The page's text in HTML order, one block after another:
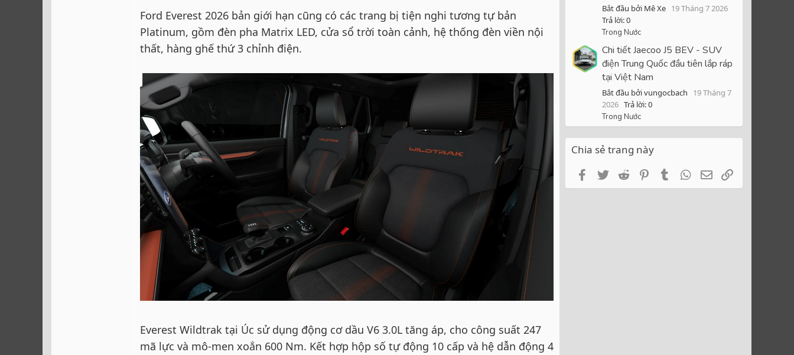
Ford Everest 2026 bản giới hạn cũng có các trang bị tiện nghi tương tự bản
Platinum, gồm đèn pha Matrix LED, cửa sổ trời toàn cảnh, hệ thống đèn viền nội
thất, hàng ghế thứ 3 chỉnh điện.
Everest Wildtrak tại Úc sử dụng động cơ dầu V6 3.0L tăng áp, cho công suất 247
mã lực và mô-men xoắn 600 Nm. Kết hợp hộp số tự động 10 cấp và hệ dẫn động 4
Bắt đầu bởi Mê Xe 19 Tháng 7 2026
Trả lời: 0
Trong Nước
Chi tiết Jaecoo J5 BEV - SUV
điện Trung Quốc đầu tiên lắp ráp
tại Việt Nam
Bắt đầu bởi vungocbach
19 Tháng 7
2026 Trả lời: 0
Trong Nước
Chia sẻ trang này
FacebookTwitterRedditPinterestTumblrWhatsApp
Email